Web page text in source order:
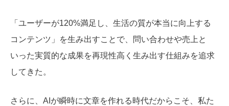
「ユーザーが120%満足し、生活の質が本当に向上する
コンテンツ」を生み出すことで、問い合わせや売上と
いった実質的な成果を再現性高く生み出す仕組みを追求
してきた。
さらに、AIが瞬時に文章を作れる時代だからこそ、私た